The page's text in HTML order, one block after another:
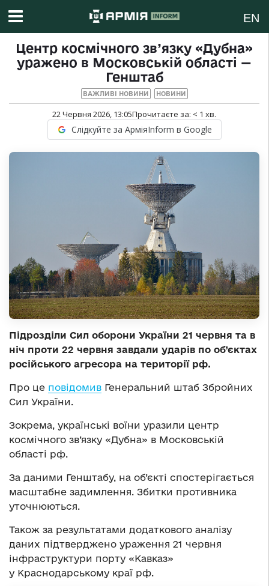
EN
Центр космічного зв’язку «Дубна»
уражено в Московській області —
Генштаб
ВАЖЛИВІ НОВИНИ НОВИНИ
22 Червня 2026, 13:05Прочитаєте за: < 1 хв.
Слідкуйте за АрміяInform в Google
Підрозділи Сил оборони України 21 червня та в
ніч проти 22 червня завдали ударів по об’єктах
російського агресора на території рф.
Про це повідомив Генеральний штаб Збройних
Сил України.
Зокрема, українські воїни уразили центр
космічного зв’язку «Дубна» в Московській
області рф.
За даними Генштабу, на об’єкті спостерігається
масштабне задимлення. Збитки противника
уточнюються.
Також за результатами додаткового аналізу
даних підтверджено ураження 21 червня
інфраструктури порту «Кавказ»
у Краснодарському краї рф.